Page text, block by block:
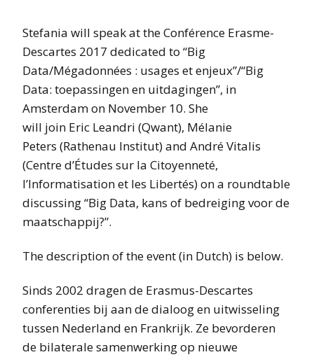
Stefania will speak at the Conférence Erasme-
Descartes 2017 dedicated to “Big
Data/Mégadonnées : usages et enjeux”/“Big
Data: toepassingen en uitdagingen”, in
Amsterdam on November 10. She
will join Eric Leandri (Qwant), Mélanie
Peters (Rathenau Institut) and André Vitalis
(Centre d’Études sur la Citoyenneté,
l’Informatisation et les Libertés) on a roundtable
discussing “Big Data, kans of bedreiging voor de
maatschappij?”.
The description of the event (in Dutch) is below.
Sinds 2002 dragen de Erasmus-Descartes
conferenties bij aan de dialoog en uitwisseling
tussen Nederland en Frankrijk. Ze bevorderen
de bilaterale samenwerking op nieuwe